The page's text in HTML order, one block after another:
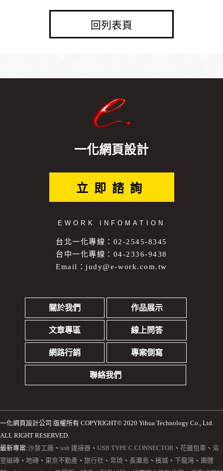
回列表頁
一化網頁設計
立即諮詢
EWORK INFOMATION
台北一化專線：02-2545-8345
台中一化專線：04-2336-9438
Email：judy@e-work.com.tw
關於我們 作品展示
文章專區 線上問答
網路行銷 專案側寫
聯絡我們
一化網頁設計公司 版權所有 COPYRIGHT© 2020 Yihua Technology Co., Ltd.
ALL RIGHT RESERVED.
最新專案:沙發工廠 、 usb 連接器 、 USB TYPE C CONNECTOR 、 花蓮包車 、 浴
室磁磚 、 地磚 、 東京不動產 、 旅行社 、 帛琉 、 長灘島 、 檳城 、 下龍灣 、 團體